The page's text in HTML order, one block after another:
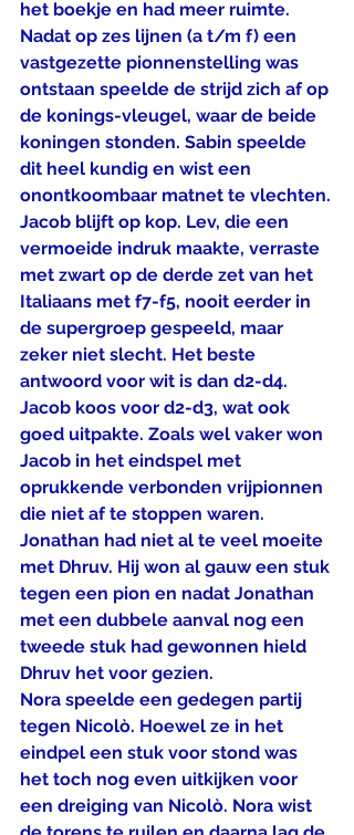
het boekje en had meer ruimte.
Nadat op zes lijnen (a t/m f) een
vastgezette pionnenstelling was
ontstaan speelde de strijd zich af op
de konings-vleugel, waar de beide
koningen stonden. Sabin speelde
dit heel kundig en wist een
onontkoombaar matnet te vlechten.
Jacob blijft op kop. Lev, die een
vermoeide indruk maakte, verraste
met zwart op de derde zet van het
Italiaans met f7-f5, nooit eerder in
de supergroep gespeeld, maar
zeker niet slecht. Het beste
antwoord voor wit is dan d2-d4.
Jacob koos voor d2-d3, wat ook
goed uitpakte. Zoals wel vaker won
Jacob in het eindspel met
oprukkende verbonden vrijpionnen
die niet af te stoppen waren.
Jonathan had niet al te veel moeite
met Dhruv. Hij won al gauw een stuk
tegen een pion en nadat Jonathan
met een dubbele aanval nog een
tweede stuk had gewonnen hield
Dhruv het voor gezien.
Nora speelde een gedegen partij
tegen Nicolò. Hoewel ze in het
eindpel een stuk voor stond was
het toch nog even uitkijken voor
een dreiging van Nicolò. Nora wist